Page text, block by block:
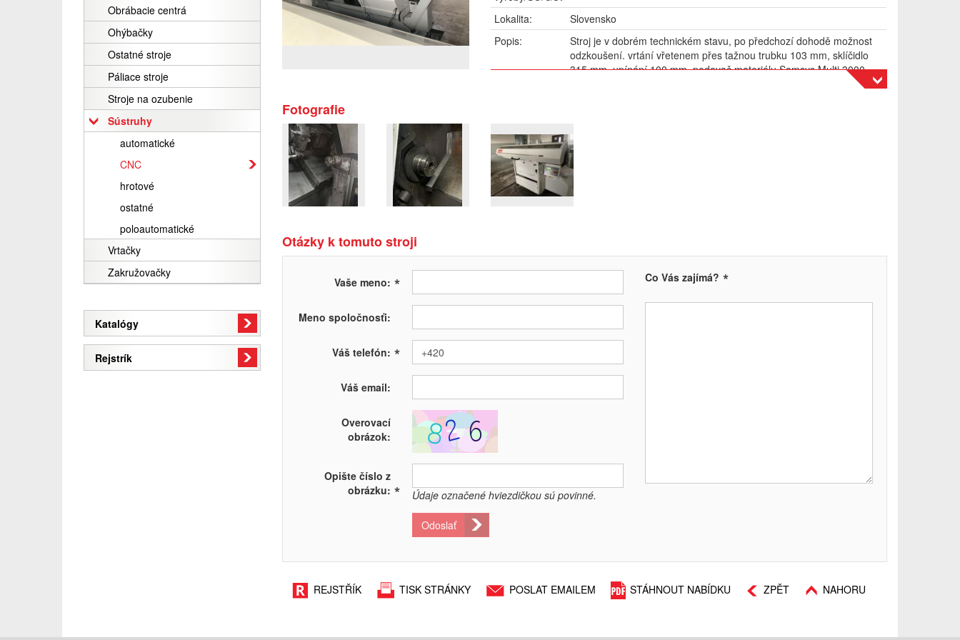
Obrábacie centrá
Ohýbačky
Ostatné stroje
Páliace stroje
Stroje na ozubenie
Sústruhy
automatické
CNC
hrotové
ostatné
poloautomatické
Vrtačky
Zakružovačky
Katalógy
Rejstrík
Lokalita:
Slovensko
Popis:
Stroj je v dobrém technickém stavu, po předchozí dohodě možnost
odzkoušení. vrtání vřetenem přes tažnou trubku 103 mm, sklíčidlo
315 mm, upínání 100 mm, podavač materiálu Samsys Multi 3000,
odebírač obrobků, vyhazovač třísek, koník /nepoužitý, deaktivovaný/
34,0″ Rychloposuv osy X: 710 IPM Rychloposuv osy Z: 710 IPM
Hlava vřetena: A2-6 Vrtání vřetena: 3,50″ Otáčky vřetena: 0 – 3400
ot./min Vřetenový motor: 30 HP Kapacita věže: 12 stanic Čas
Fotografie
Otázky k tomuto stroji
Co Vás zajímá? *
Vaše meno: *
Meno spoločnosťi:
Váš telefón: *
Váš email:
Overovací
obrázok:
Opište číslo z
obrázku: * Údaje označené hviezdičkou sú povinné.
Odoslať
REJSTŘÍK TISK STRÁNKY POSLAT EMAILEM STÁHNOUT NABÍDKU ZPĚT NAHORU